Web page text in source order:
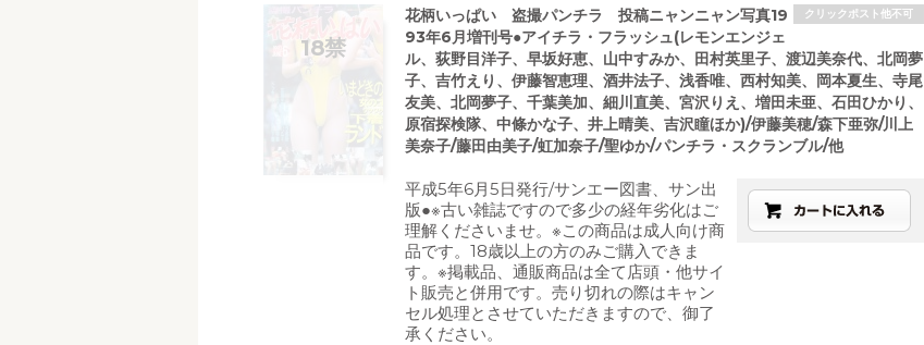
クリックポスト他不可
花柄いっぱい 盗撮パンチラ 投稿ニャンニャン写真19
93年6月増刊号●アイチラ・フラッシュ(レモンエンジェ
ル、荻野目洋子、早坂好恵、山中すみか、田村英里子、渡辺美奈代、北岡夢
子、吉竹えり、伊藤智恵理、酒井法子、浅香唯、西村知美、岡本夏生、寺尾
友美、北岡夢子、千葉美加、細川直美、宮沢りえ、増田未亜、石田ひかり、
原宿探検隊、中條かな子、井上晴美、吉沢瞳ほか)/伊藤美穂/森下亜弥/川上
美奈子/藤田由美子/虹加奈子/聖ゆか/パンチラ・スクランブル/他
平成5年6月5日発行/サンエー図書、サン出
版●※古い雑誌ですので多少の経年劣化はご
理解くださいませ。※この商品は成人向け商
品です。18歳以上の方のみご購入できま
す。※掲載品、通販商品は全て店頭・他サイ
ト販売と併用です。売り切れの際はキャン
セル処理とさせていただきますので、御了
承ください。